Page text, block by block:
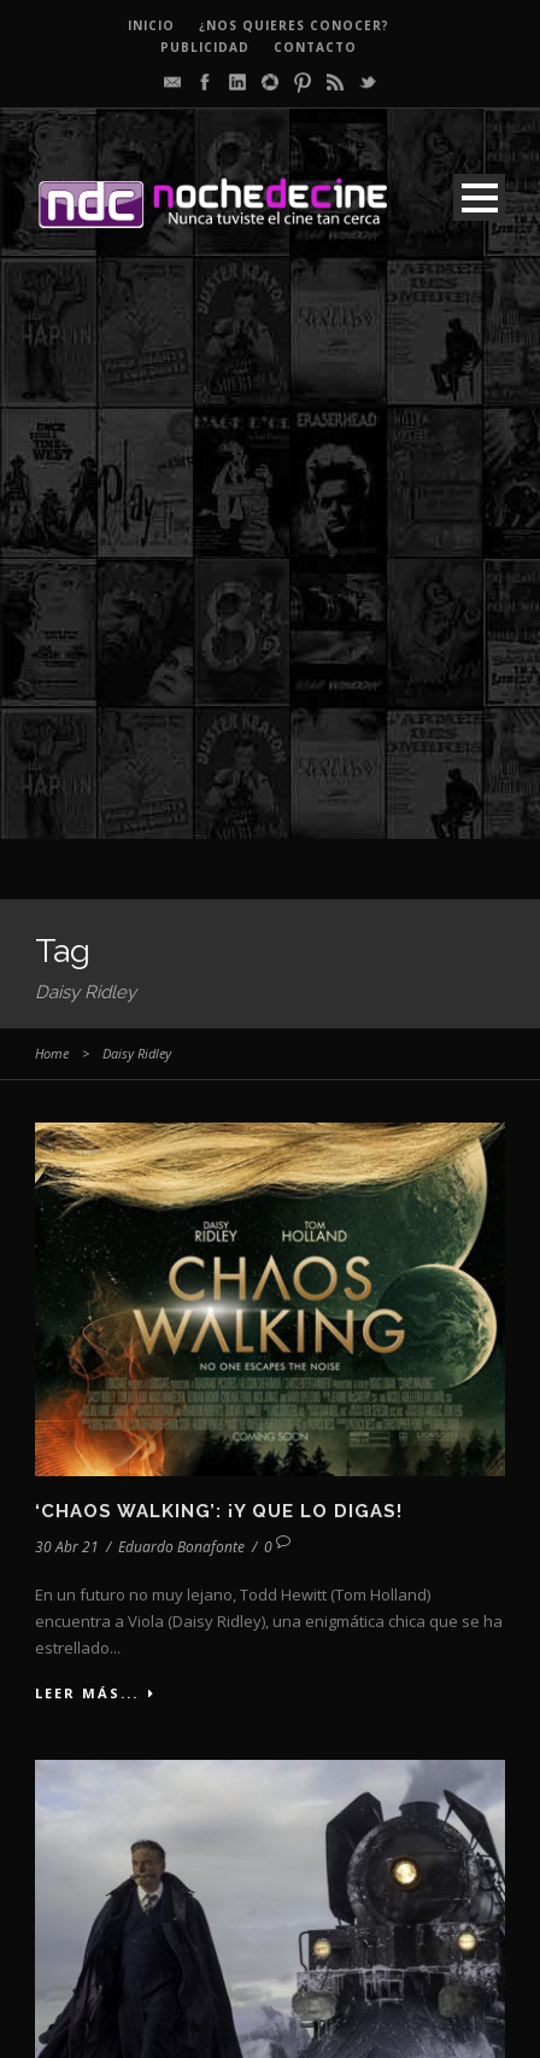
INICIO
¿NOS QUIERES CONOCER?
PUBLICIDAD
CONTACTO
Tag
Daisy Ridley
Home > Daisy Ridley
‘CHAOS WALKING’: ¡Y QUE LO DIGAS!
30 Abr 21 / Eduardo Bonafonte / 0
En un futuro no muy lejano, Todd Hewitt (Tom Holland)
encuentra a Viola (Daisy Ridley), una enigmática chica que se ha
estrellado...
LEER MÁS...